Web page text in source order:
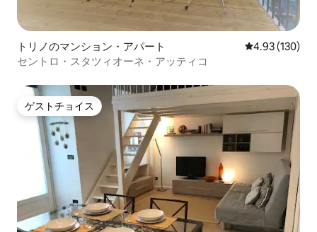
トリノのマンション・アパート レビュー130
4.93 (130)
セントロ・スタツィオーネ・アッティコ
ゲストチョイス
ゲストチョイス